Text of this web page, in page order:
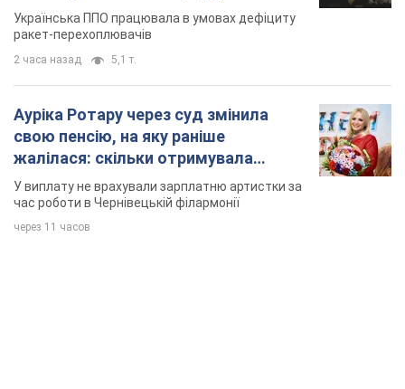
Українська ППО працювала в умовах дефіциту
ракет-перехоплювачів
2 часа назад 5,1 т.
Ауріка Ротару через суд змінила
свою пенсію, на яку раніше
жалілася: скільки отримувала
співачка
У виплату не врахували зарплатню артистки за
час роботи в Чернівецькій філармонії
через 11 часов